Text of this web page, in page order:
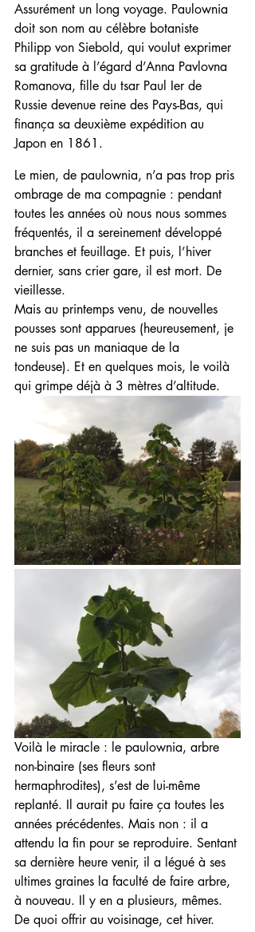
Assurément un long voyage. Paulownia
doit son nom au célèbre botaniste
Philipp von Siebold, qui voulut exprimer
sa gratitude à l’égard d’Anna Pavlovna
Romanova, fille du tsar Paul Ier de
Russie devenue reine des Pays-Bas, qui
finança sa deuxième expédition au
Japon en 1861.
Le mien, de paulownia, n’a pas trop pris
ombrage de ma compagnie : pendant
toutes les années où nous nous sommes
fréquentés, il a sereinement développé
branches et feuillage. Et puis, l’hiver
dernier, sans crier gare, il est mort. De
vieillesse.
Mais au printemps venu, de nouvelles
pousses sont apparues (heureusement, je
ne suis pas un maniaque de la
tondeuse). Et en quelques mois, le voilà
qui grimpe déjà à 3 mètres d’altitude.
Voilà le miracle : le paulownia, arbre
non-binaire (ses fleurs sont
hermaphrodites), s’est de lui-même
replanté. Il aurait pu faire ça toutes les
années précédentes. Mais non : il a
attendu la fin pour se reproduire. Sentant
sa dernière heure venir, il a légué à ses
ultimes graines la faculté de faire arbre,
à nouveau. Il y en a plusieurs, mêmes.
De quoi offrir au voisinage, cet hiver.